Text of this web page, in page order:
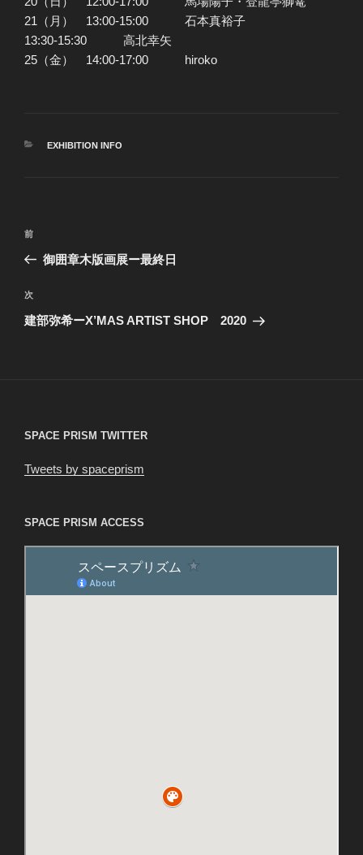
21（月） 13:00-15:00 石本真裕子
13:30-15:30 高北幸矢
25（金） 14:00-17:00 hiroko
カ
EXHIBITION INFO
投
ビ
ゲ
前
の
稿
前
御囲章木版画展ー最終日
次
の
次
建部弥希ーX’MAS ARTIST SHOP 2020
SPACE PRISM TWITTER
Tweets by spaceprism
SPACE PRISM ACCESS